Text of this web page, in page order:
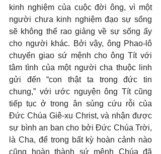
kinh nghiệm của cuộc đời ông, vì một
người chưa kinh nghiệm đạo sự sống
sẽ không thể rao giảng về sự sống ấy
cho người khác. Bởi vậy, ông Phao-lô
chuyển giao sứ mệnh cho ông Tít với
tâm tình của một người cha thuộc linh
gửi đến “con thật ta trong đức tin
chung,” với ước nguyện ông Tít cũng
tiếp tục ở trong ân sủng cứu rỗi của
Đức Chúa Giê-xu Christ, và nhận được
sự bình an ban cho bởi Đức Chúa Trời,
là Cha, để trong bất kỳ hoàn cảnh nào
cũng hoàn thành sứ mệnh Chúa đã